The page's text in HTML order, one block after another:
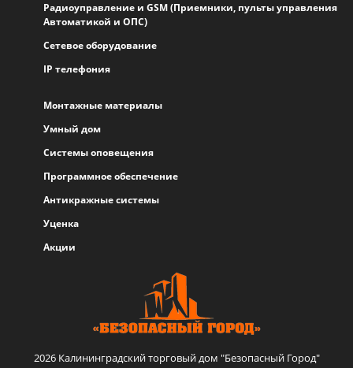
Радиоуправление и GSM (Приемники, пульты управления
Автоматикой и ОПС)
Сетевое оборудование
IP телефония
Монтажные материалы
Умный дом
Системы оповещения
Программное обеспечение
Антикражные системы
Уценка
Акции
2026 Калининградский торговый дом "Безопасный Город"